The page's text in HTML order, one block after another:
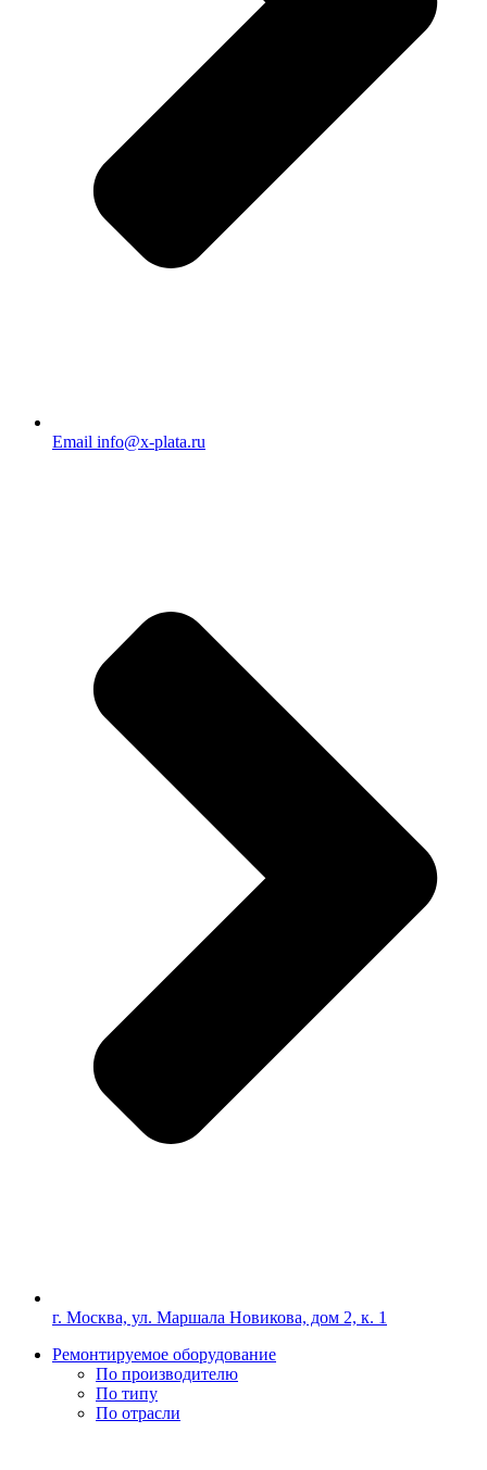
Email info@x-plata.ru
г. Москва, ул. Маршала Новикова, дом 2, к. 1
Ремонтируемое оборудование
По производителю
По типу
По отрасли